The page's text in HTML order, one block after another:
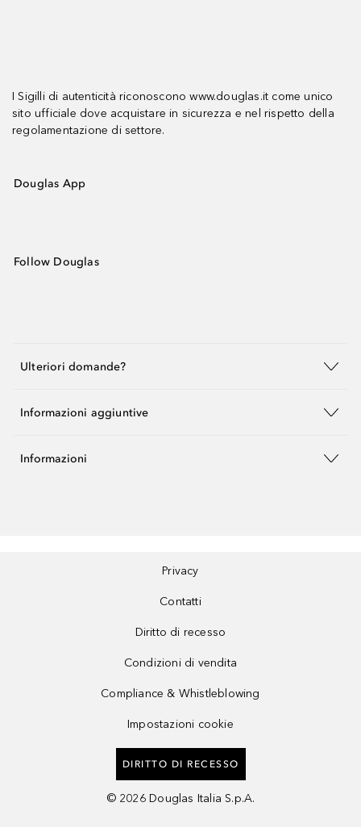
I Sigilli di autenticità riconoscono www.douglas.it come unico
sito ufficiale dove acquistare in sicurezza e nel rispetto della
regolamentazione di settore.
Douglas App
Follow Douglas
Ulteriori domande?
Informazioni aggiuntive
Informazioni
Privacy
Contatti
Diritto di recesso
Condizioni di vendita
Compliance & Whistleblowing
Impostazioni cookie
DIRITTO DI RECESSO
© 2026 Douglas Italia S.p.A.